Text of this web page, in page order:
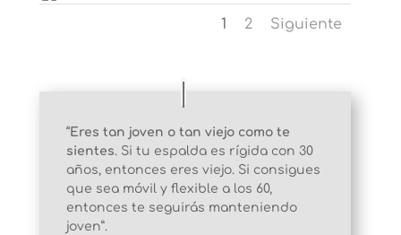
1 2 Siguiente
“Eres tan joven o tan viejo como te
sientes. Si tu espalda es rígida con 30
años, entonces eres viejo. Si consigues
que sea móvil y flexible a los 60,
entonces te seguirás manteniendo
joven”.